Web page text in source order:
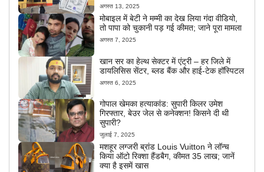
अगस्त 13, 2025
मोबाइल में बेटी ने मम्मी का देख लिया गंदा वीडियो,
तो पापा को चुकानी पड़ गई कीमत; जाने पूरा मामला
अगस्त 7, 2025
खान सर का हेल्थ सेक्टर में एंट्री – हर जिले में
डायलिसिस सेंटर, ब्लड बैंक और हाई-टेक हॉस्पिटल
अगस्त 6, 2025
गोपाल खेमका हत्याकांड: सुपारी किलर उमेश
गिरफ्तार, बेउर जेल से कनेक्शन! किसने दी थी
सुपारी?
जुलाई 7, 2025
मशहूर लग्जरी ब्रांड Louis Vuitton ने लॉन्च
किया ऑटो रिक्शा हैंडबैग, कीमत 35 लाख; जानें
क्या है इसमें खास